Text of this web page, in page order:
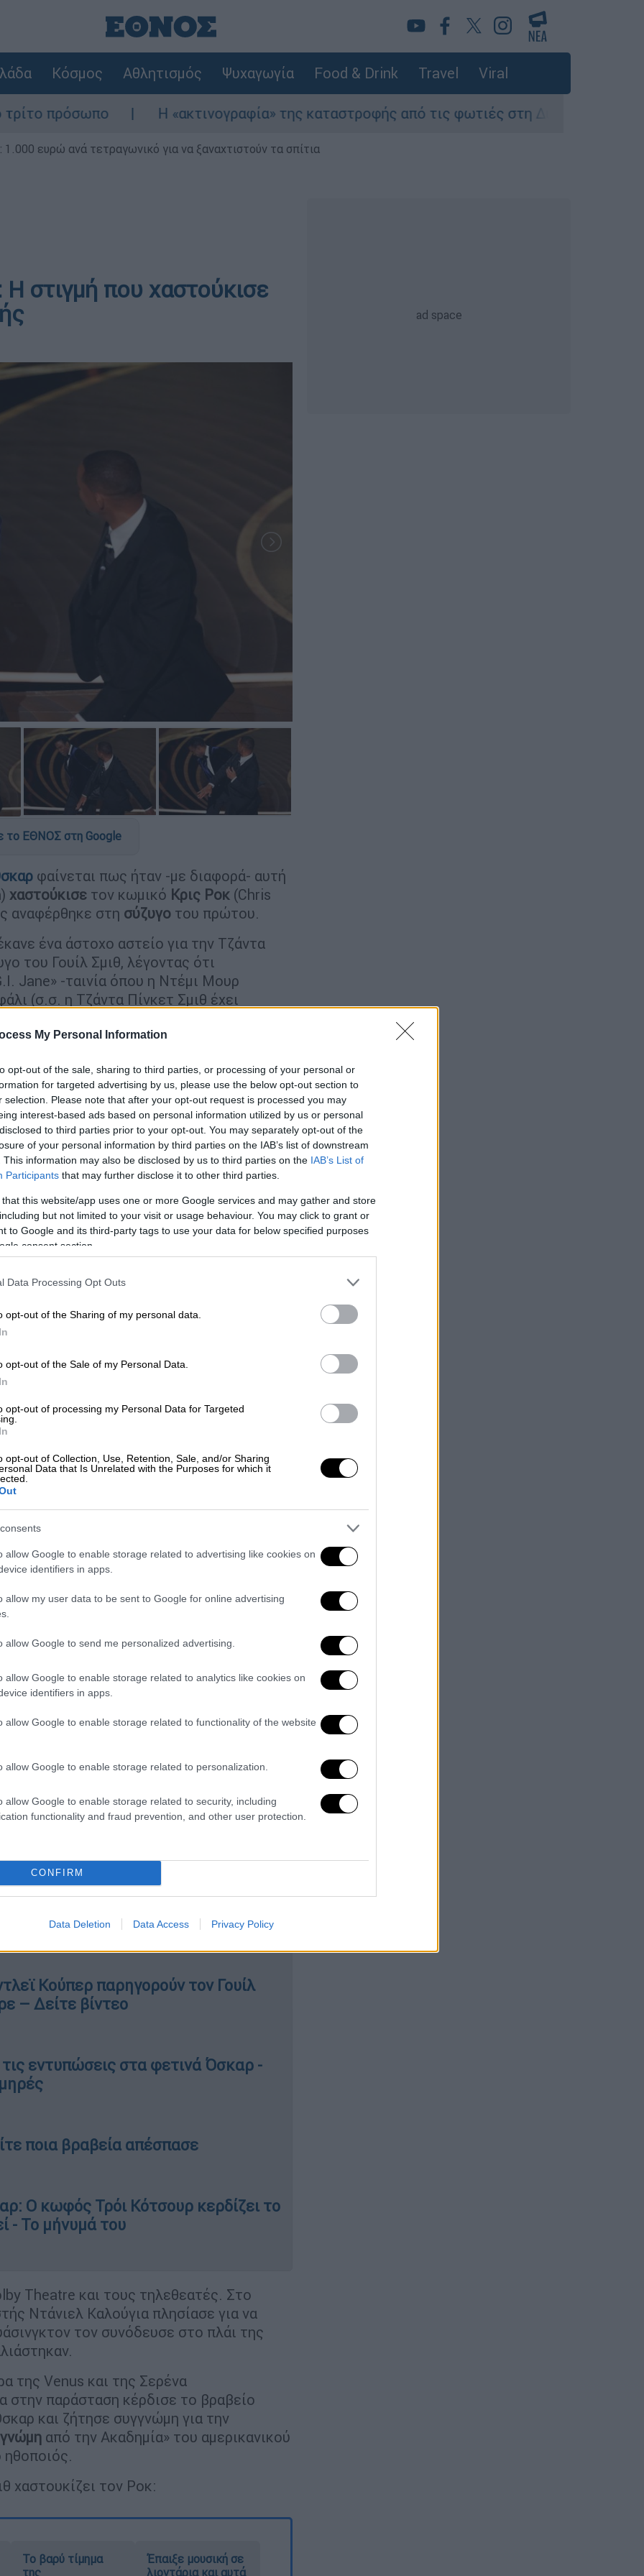
My Personal Information
opt-out of the sale, sharing to third parties, or processing of your personal or
for targeted advertising by us, please use the below opt-out section to
selection. Please note that after your opt-out request is processed you may
interest-based ads based on personal information utilized by us or personal
to third parties prior to your opt-out. You may separately opt-out of the
of your personal information by third parties on the IAB’s list of downstream
This information may also be disclosed by us to third parties on the IAB’s List of
Participants that may further disclose it to other third parties.
that this website/app uses one or more Google services and may gather and store
but not limited to your visit or usage behaviour. You may click to grant or
to Google and its third-party tags to use your data for below specified purposes
consent section.
Data Processing Opt Outs
opt-out of the Sharing of my personal data.
opt-out of the Sale of my Personal Data.
opt-out of processing my Personal Data for Targeted
opt-out of Collection, Use, Retention, Sale, and/or Sharing
Data that Is Unrelated with the Purposes for which it
allow Google to enable storage related to advertising like cookies on
identifiers in apps.
allow my user data to be sent to Google for online advertising
allow Google to send me personalized advertising.
allow Google to enable storage related to analytics like cookies on
identifiers in apps.
allow Google to enable storage related to functionality of the website
allow Google to enable storage related to personalization.
allow Google to enable storage related to security, including
functionality and fraud prevention, and other user protection.
CONFIRM
Data Deletion Data Access Privacy Policy
Κόσμος Αθλητισμός Ψυχαγωγία Food & Drink Travel Viral
Η «ακτινογραφία» της καταστροφής από τις φωτιές στη Δυτική Αττική - Οι εκτάσεις
ευρώ ανά τετραγωνικό για να ξαναχτιστούν τα σπίτια
στιγμή που χαστούκισε
το ΕΘΝΟΣ στη Google
φαίνεται πως ήταν -με διαφορά- αυτή
χαστούκισε τον κωμικό Κρις Ροκ (Chris
αναφέρθηκε στη σύζυγο του πρώτου.
ένα άστοχο αστείο για την Τζάντα
του Γουίλ Σμιθ, λέγοντας ότι
Jane» -ταινία όπου η Ντέμι Μουρ
(σ.σ. η Τζάντα Πίνκετ Σμιθ έχει
κοντά στη σκηνή, πλησίασε τον Ροκ και
τού φώναξε να «κρατήσει το όνομα της
στόμα σου». Όταν ο Ροκ
ένα αστείο, ο Σμιθ επανέλαβε την ίδια
της τηλεόρασης», είπε ο Ροκ,
του καλύτερου ντοκιμαντέρ.
Κούπερ παρηγορούν τον Γουίλ
– Δείτε βίντεο
εντυπώσεις στα φετινά Όσκαρ -
ποια βραβεία απέσπασε
Ο κωφός Τρόι Κότσουρ κερδίζει το
- Το μήνυμά του
Theatre και τους τηλεθεατές. Στο
Ντάνιελ Καλούγια πλησίασε για να
τον συνόδευσε στο πλάι της
της Venus και της Σερένα
στην παράσταση κέρδισε το βραβείο
και ζήτησε συγγνώμη για την
από την Ακαδημία» του αμερικανικού
χαστουκίζει τον Ροκ:
Το βαρύ τίμημα
της
Έπαιξε μουσική σε
λιοντάρια και αυτά